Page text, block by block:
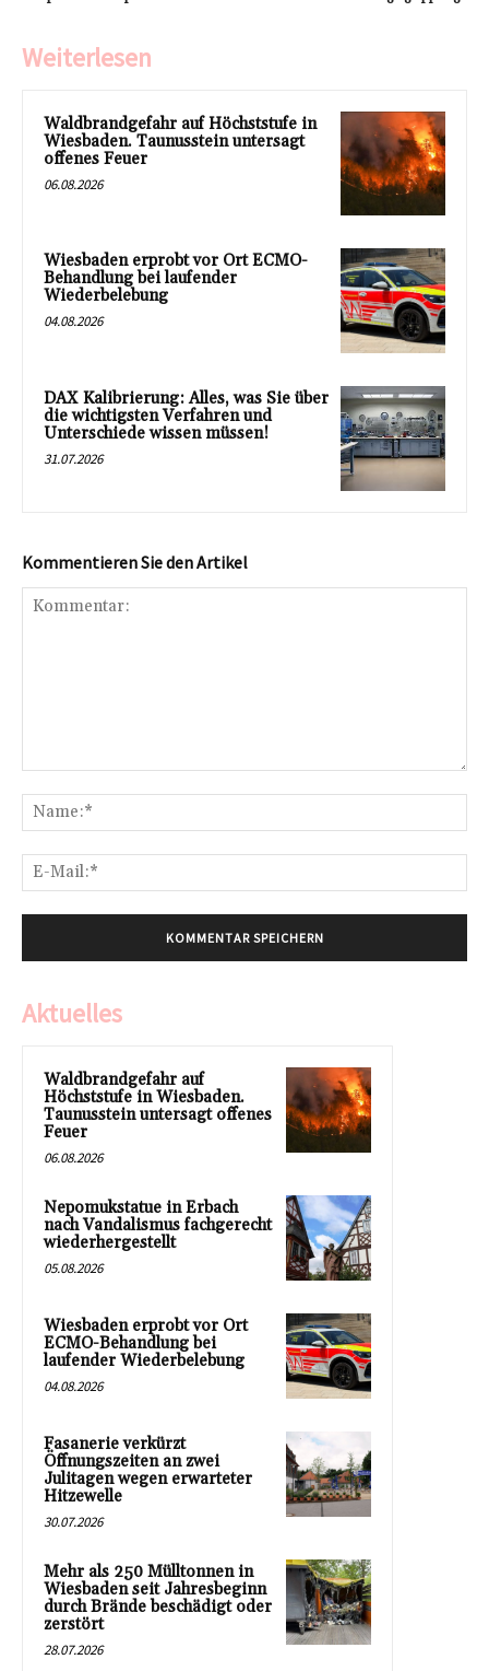
Weiterlesen
Waldbrandgefahr auf Höchststufe in
Wiesbaden. Taunusstein untersagt
offenes Feuer
06.08.2026
Wiesbaden erprobt vor Ort ECMO-
Behandlung bei laufender
Wiederbelebung
04.08.2026
DAX Kalibrierung: Alles, was Sie über
die wichtigsten Verfahren und
Unterschiede wissen müssen!
31.07.2026
Kommentieren Sie den Artikel
Aktuelles
Waldbrandgefahr auf
Höchststufe in Wiesbaden.
Taunusstein untersagt offenes
Feuer
06.08.2026
Nepomukstatue in Erbach
nach Vandalismus fachgerecht
wiederhergestellt
05.08.2026
Wiesbaden erprobt vor Ort
ECMO-Behandlung bei
laufender Wiederbelebung
04.08.2026
Fasanerie verkürzt
Öffnungszeiten an zwei
Julitagen wegen erwarteter
Hitzewelle
30.07.2026
Mehr als 250 Mülltonnen in
Wiesbaden seit Jahresbeginn
durch Brände beschädigt oder
zerstört
28.07.2026